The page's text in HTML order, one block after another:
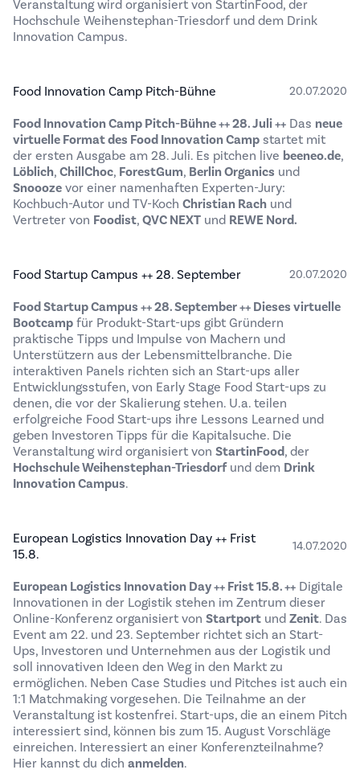
Veranstaltung wird organisiert von StartinFood, der
Hochschule Weihenstephan-Triesdorf und dem Drink
Innovation Campus.
Food Innovation Camp Pitch-Bühne 20.07.2020
Food Innovation Camp Pitch-Bühne ++ 28. Juli ++ Das neue
virtuelle Format des Food Innovation Camp startet mit
der ersten Ausgabe am 28. Juli. Es pitchen live beeneo.de,
Löblich, ChillChoc, ForestGum, Berlin Organics und
Snoooze vor einer namenhaften Experten-Jury:
Kochbuch-Autor und TV-Koch Christian Rach und
Vertreter von Foodist, QVC NEXT und REWE Nord.
Food Startup Campus ++ 28. September 20.07.2020
Food Startup Campus ++ 28. September ++ Dieses virtuelle
Bootcamp für Produkt-Start-ups gibt Gründern
praktische Tipps und Impulse von Machern und
Unterstützern aus der Lebensmittelbranche. Die
interaktiven Panels richten sich an Start-ups aller
Entwicklungsstufen, von Early Stage Food Start-ups zu
denen, die vor der Skalierung stehen. U.a. teilen
erfolgreiche Food Start-ups ihre Lessons Learned und
geben Investoren Tipps für die Kapitalsuche. Die
Veranstaltung wird organisiert von StartinFood, der
Hochschule Weihenstephan-Triesdorfund dem Drink
Innovation Campus.
European Logistics Innovation Day ++ Frist
15.8.
14.07.2020
European Logistics Innovation Day ++ Frist 15.8. ++ Digitale
Innovationen in der Logistik stehen im Zentrum dieser
Online-Konferenz organisiert von Startport und Zenit. Das
Event am 22. und 23. September richtet sich an Start-
Ups, Investoren und Unternehmen aus der Logistik und
soll innovativen Ideen den Weg in den Markt zu
ermöglichen. Neben Case Studies und Pitches ist auch ein
1:1 Matchmaking vorgesehen. Die Teilnahme an der
Veranstaltung ist kostenfrei. Start-ups, die an einem Pitch
interessiert sind, können bis zum 15. August Vorschläge
einreichen. Interessiert an einer Konferenzteilnahme?
Hier kannst du dich anmelden.